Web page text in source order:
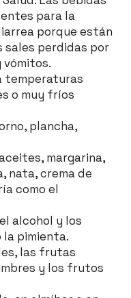
para la
porque están
sales perdidas por
vómitos.
temperaturas
o muy fríos
plancha,
margarina,
nata, crema de
como el
alcohol y los
pimienta.
las frutas
y los frutos